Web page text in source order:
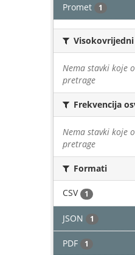
Promet 1
Nema stavki koje
pretrage
Frekvencija
Nema stavki koje
pretrage
Formati
CSV 1
JSON 1
PDF 1